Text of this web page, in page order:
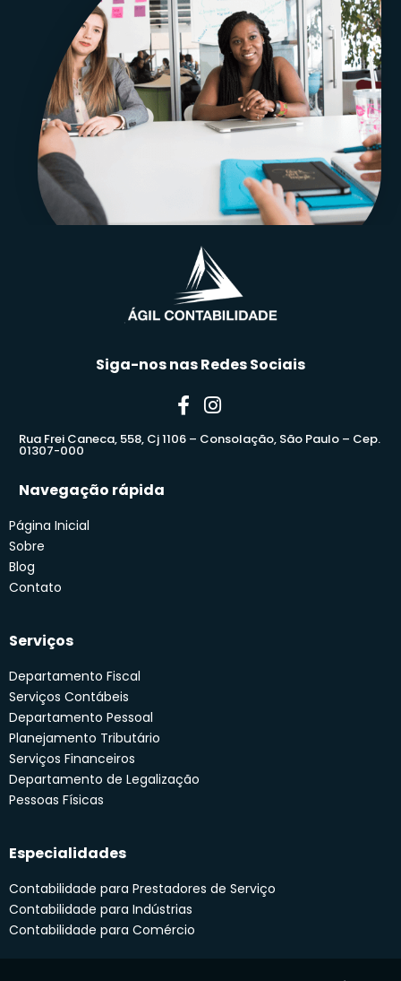
Siga-nos nas Redes Sociais
Rua Frei Caneca, 558, Cj 1106 – Consolação, São Paulo – Cep.
01307-000
Navegação rápida
Página Inicial
Sobre
Blog
Contato
Serviços
Departamento Fiscal
Serviços Contábeis
Departamento Pessoal
Planejamento Tributário
Serviços Financeiros
Departamento de Legalização
Pessoas Físicas
Especialidades
Contabilidade para Prestadores de Serviço
Contabilidade para Indústrias
Contabilidade para Comércio